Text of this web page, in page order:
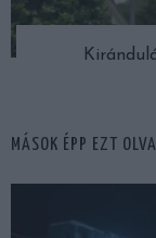
MÁSOK ÉPP EZT